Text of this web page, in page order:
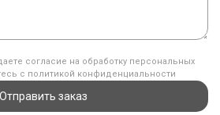
согласие на обработку персональных
с политикой конфиденциальности
Отправить заказ